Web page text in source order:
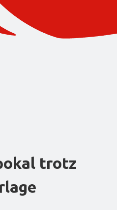
trotz